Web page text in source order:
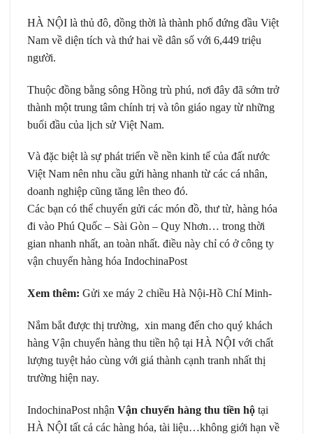
HÀ NỘI là thủ đô, đồng thời là thành phố đứng đầu Việt
Nam về diện tích và thứ hai về dân số với 6,449 triệu
người.
Thuộc đồng bằng sông Hồng trù phú, nơi đây đã sớm trở
thành một trung tâm chính trị và tôn giáo ngay từ những
buổi đầu của lịch sử Việt Nam.
Và đặc biệt là sự phát triển về nền kinh tế của đất nước
Việt Nam nên nhu cầu gửi hàng nhanh từ các cá nhân,
doanh nghiệp cũng tăng lên theo đó.
Các bạn có thể chuyển gửi các món đồ, thư từ, hàng hóa
đi vào Phú Quốc – Sài Gòn – Quy Nhơn… trong thời
gian nhanh nhất, an toàn nhất. điều này chỉ có ở công ty
vận chuyển hàng hóa IndochinaPost
Xem thêm: Gửi xe máy 2 chiều Hà Nội-Hồ Chí Minh-
Nắm bắt được thị trường, xin mang đến cho quý khách
hàng Vận chuyển hàng thu tiền hộ tại HÀ NỘI với chất
lượng tuyệt hảo cùng với giá thành cạnh tranh nhất thị
trường hiện nay.
IndochinaPost nhận Vận chuyển hàng thu tiền hộ tại
HÀ NỘI tất cả các hàng hóa, tài liệu…không giới hạn về